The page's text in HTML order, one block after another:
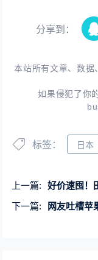
分享到：
本站所有文章、数据
如果侵犯了你
标签： 日本
上一篇:
好价速囤！
下一篇:
网友吐槽苹